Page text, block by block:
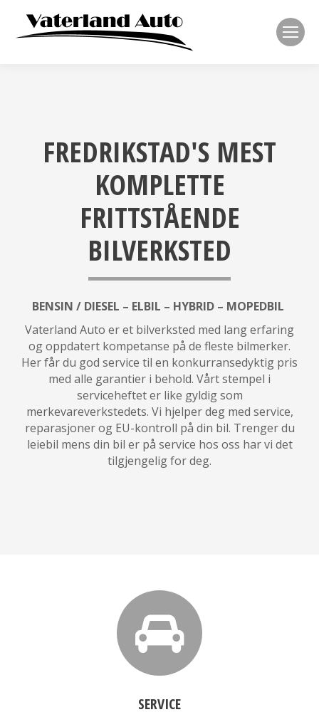
FREDRIKSTAD'S MEST
KOMPLETTE
FRITTSTÅENDE
BILVERKSTED
BENSIN / DIESEL – ELBIL – HYBRID – MOPEDBIL
Vaterland Auto er et bilverksted med lang erfaring
og oppdatert kompetanse på de fleste bilmerker.
Her får du god service til en konkurransedyktig pris
med alle garantier i behold. Vårt stempel i
serviceheftet er like gyldig som
merkevareverkstedets. Vi hjelper deg med service,
reparasjoner og EU-kontroll på din bil. Trenger du
leiebil mens din bil er på service hos oss har vi det
tilgjengelig for deg.
SERVICE